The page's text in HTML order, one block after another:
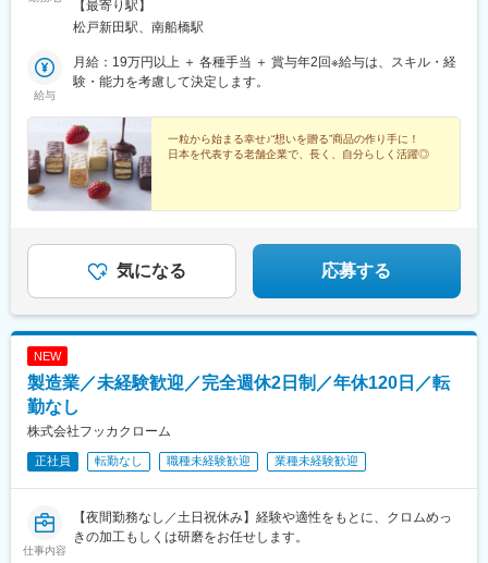
＞・新京成線『みのり台駅』より、徒歩10分・京成電鉄『松戸新
クセス ＞・JR京葉線／武蔵野線『南船橋駅』より、車で9分・JR
南船橋駅・京成線船橋競馬場駅から社バスあり※受動喫煙対策：分
り）
【最寄り駅】
松戸新田駅、南船橋駅
給与
月給：19万円以上 ＋ 各種手当 ＋ 賞与年2回※給与は、スキル・経
験・能力を考慮して決定します。
一粒から始まる幸せ♪“想いを贈る”商品の作り手に！
日本を代表する老舗企業で、長く、自分らしく活躍◎
気になる 応募する
NEW
製造業／未経験歓迎／完全週休2日制／年休120日／転
勤なし
株式会社フッカクローム
正社員 転勤なし 職種未経験歓迎 業種未経験歓迎
仕事内容
【夜間勤務なし／土日祝休み】経験や適性をもとに、クロムめっ
きの加工もしくは研磨をお任せします。